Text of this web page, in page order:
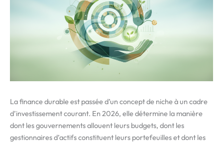
La finance durable est passée d’un concept de niche à un cadre
d’investissement courant. En 2026, elle détermine la manière
dont les gouvernements allouent leurs budgets, dont les
gestionnaires d’actifs constituent leurs portefeuilles et dont les